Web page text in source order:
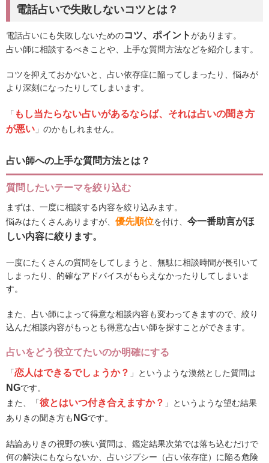
電話占いで失敗しないコツとは？
電話占いにも失敗しないためのコツ、ポイントがあります。
占い師に相談するべきことや、上手な質問方法などを紹介します。
コツを抑えておかないと、占い依存症に陥ってしまったり、悩みが
より深刻になったりしてしまいます。
「 もし当たらない占いがあるならば、それは占いの聞き方
が悪い 」のかもしれません。
占い師への上手な質問方法とは？
質問したいテーマを絞り込む
まずは、一度に相談する内容を絞り込みます。
悩みはたくさんありますが、 優先順位を付け、 今一番助言がほ
しい内容に絞ります。
一度にたくさんの質問をしてしまうと、無駄に相談時間が長引いて
しまったり、的確なアドバイスがもらえなかったりしてしまいま
す。
また、占い師によって得意な相談内容も変わってきますので、絞り
込んだ相談内容がもっとも得意な占い師を探すことができます。
占いをどう役立てたいのか明確にする
「恋人はできるでしょうか？ 」というような漠然とした質問は
NGです。
また、「彼とはいつ付き合えますか？ 」というような望む結果
ありきの聞き方も NGです。
結論ありきの視野の狭い質問は、鑑定結果次第では落ち込むだけで
何の解決にもならないか、占いジプシー（占い依存症）に陥る危険